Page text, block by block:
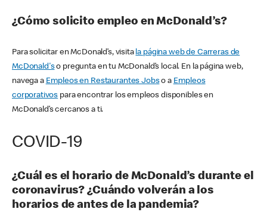
¿Cómo solicito empleo en McDonald’s?
Para solicitar en McDonald’s, visita la página web de Carreras de
McDonald'so pregunta en tu McDonald’s local. En la página web,
navega a Empleos en Restaurantes Jobso a Empleos
corporativos para encontrar los empleos disponibles en
McDonald’s cercanos a ti.
COVID-19
¿Cuál es el horario de McDonald’s durante el
coronavirus? ¿Cuándo volverán a los
horarios de antes de la pandemia?